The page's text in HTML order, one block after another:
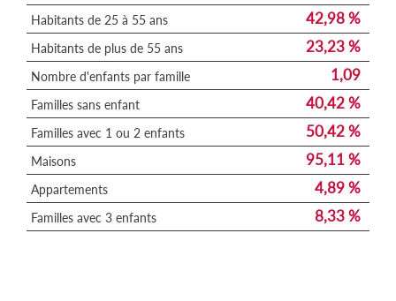
Habitants de 25 à 55 ans 42,98 %
Habitants de plus de 55 ans 23,23 %
Nombre d'enfants par famille 1,09
Familles sans enfant 40,42 %
Familles avec 1 ou 2 enfants 50,42 %
Maisons 95,11 %
Appartements 4,89 %
Familles avec 3 enfants 8,33 %